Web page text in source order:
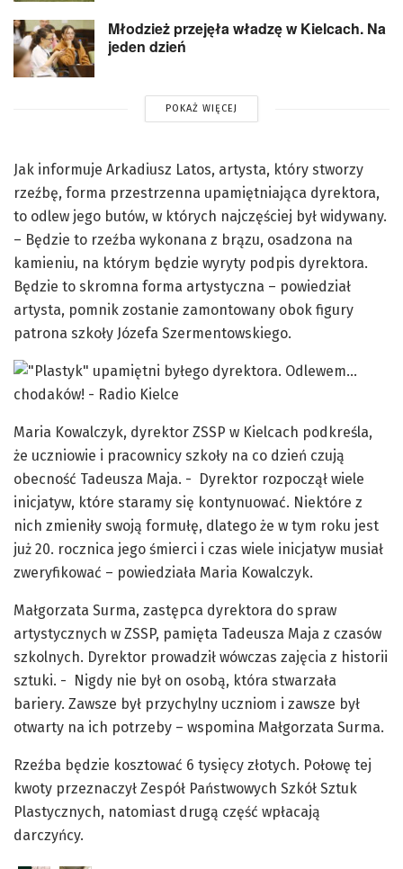
Młodzież przejęła władzę w Kielcach. Na
jeden dzień
POKAŻ WIĘCEJ
Jak informuje Arkadiusz Latos, artysta, który stworzy
rzeźbę, forma przestrzenna upamiętniająca dyrektora,
to odlew jego butów, w których najczęściej był widywany.
– Będzie to rzeźba wykonana z brązu, osadzona na
kamieniu, na którym będzie wyryty podpis dyrektora.
Będzie to skromna forma artystyczna – powiedział
artysta, pomnik zostanie zamontowany obok figury
patrona szkoły Józefa Szermentowskiego.
Maria Kowalczyk, dyrektor ZSSP w Kielcach podkreśla,
że uczniowie i pracownicy szkoły na co dzień czują
obecność Tadeusza Maja. - Dyrektor rozpoczął wiele
inicjatyw, które staramy się kontynuować. Niektóre z
nich zmieniły swoją formułę, dlatego że w tym roku jest
już 20. rocznica jego śmierci i czas wiele inicjatyw musiał
zweryfikować – powiedziała Maria Kowalczyk.
Małgorzata Surma, zastępca dyrektora do spraw
artystycznych w ZSSP, pamięta Tadeusza Maja z czasów
szkolnych. Dyrektor prowadził wówczas zajęcia z historii
sztuki. - Nigdy nie był on osobą, która stwarzała
bariery. Zawsze był przychylny uczniom i zawsze był
otwarty na ich potrzeby – wspomina Małgorzata Surma.
Rzeźba będzie kosztować 6 tysięcy złotych. Połowę tej
kwoty przeznaczył Zespół Państwowych Szkół Sztuk
Plastycznych, natomiast drugą część wpłacają
darczyńcy.